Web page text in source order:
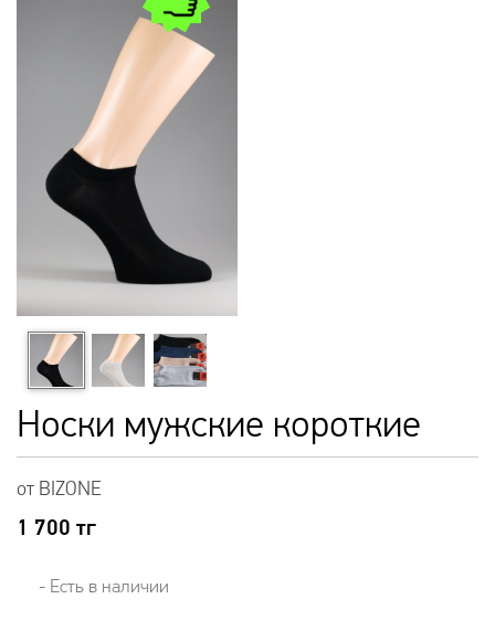
Носки мужские короткие
от BIZONE
1 700 тг
- Есть в наличии